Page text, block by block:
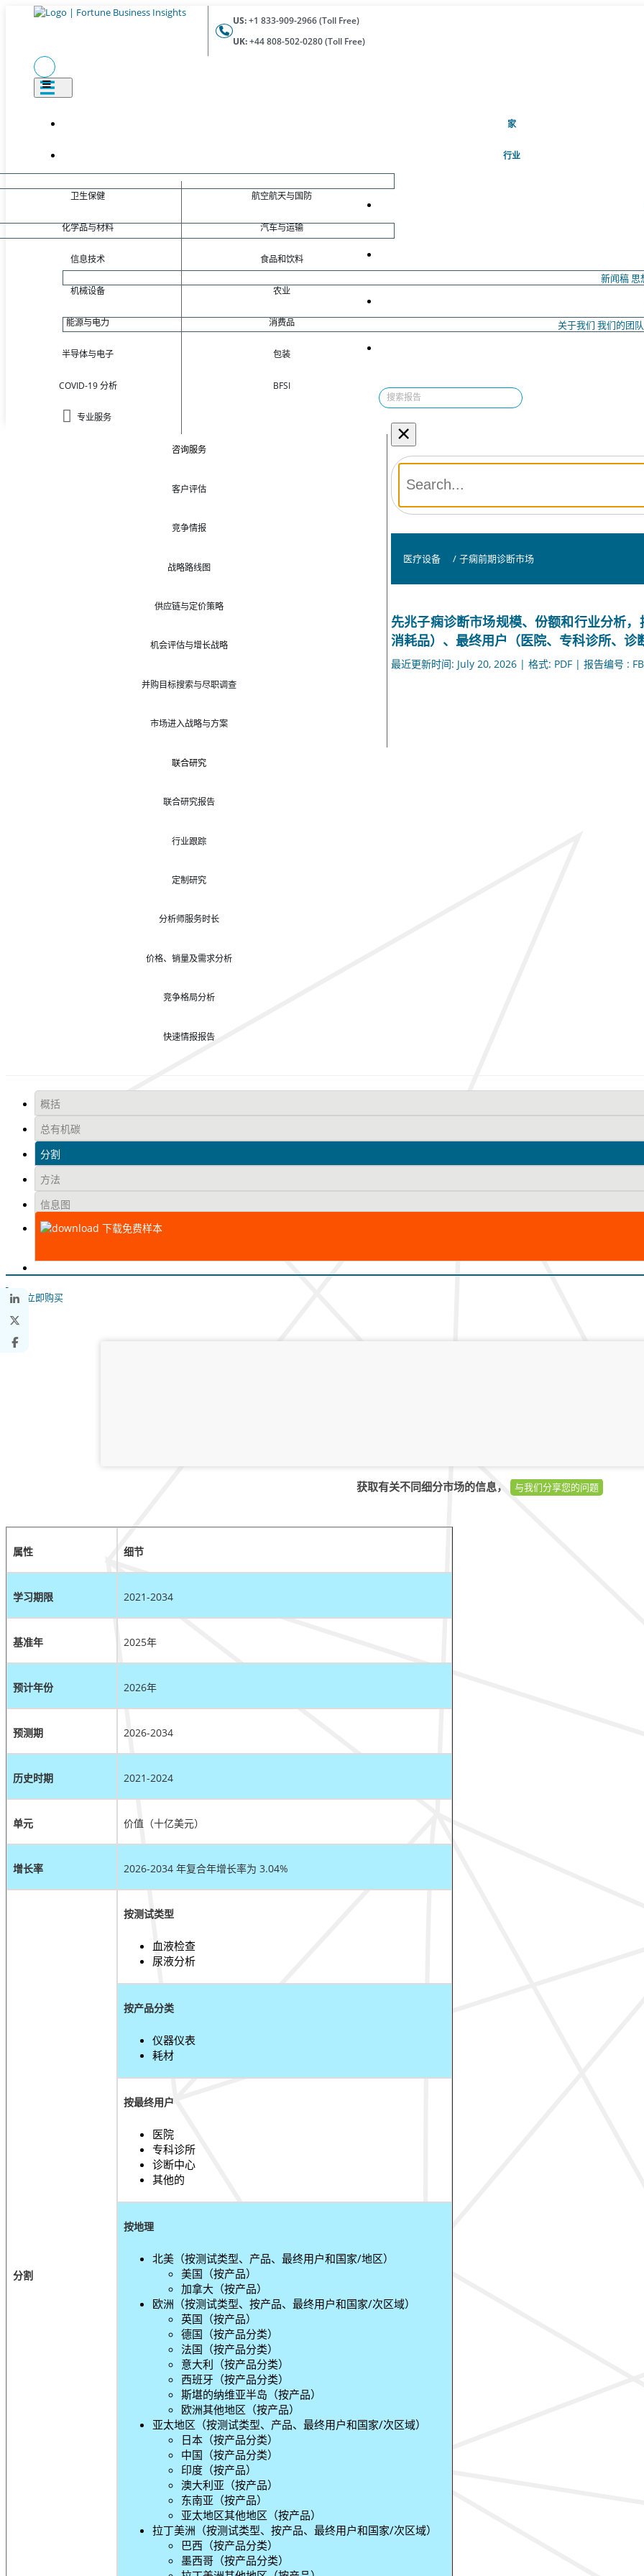
US:+1 833-909-2966 (Toll Free)
UK:+44 808-502-0280 (Toll Free)
家(当前的)
行业
卫生保健
化学品与材料
信息技术
机械设备
能源与电力
半导体与电子
COVID-19 分析
专业服务
航空航天与国防
汽车与运输
食品和饮料
农业
消费品
包装
BFSI
咨询服务
客户评估
竞争情报
战略路线图
供应链与定价策略
机会评估与增长战略
并购目标搜索与尽职调查
市场进入战略与方案
联合研究
联合研究报告
行业跟踪
定制研究
分析师服务时长
价格、销量及需求分析
竞争格局分析
快速情报报告
新闻稿 思
关于我们 我们的团队
×
医疗设备 / 子痫前期诊断市场
先兆子痫诊断市场规模、份额和行业分析
消耗品）、最终用户（医院、专科诊所、
最近更新时间: July 20, 2026 | 格式: PDF | 报告编号 :
概括
总有机碳
分割
方法
信息图
下载免费样本
立即购买
获取有关不同细分市场的信息， 与我们分享您的问题
属性 细节
学习期限 2021-2034
基准年 2025年
预计年份 2026年
预测期 2026-2034
历史时期 2021-2024
单元 价值（十亿美元）
增长率 2026-2034 年复合年增长率为 3.04%
分割
按测试类型
血液检查
尿液分析
按产品分类
仪器仪表
耗材
按最终用户
医院
专科诊所
诊断中心
其他的
按地理
北美（按测试类型、产品、最终用户和国家/地区）
美国（按产品）
加拿大（按产品）
欧洲（按测试类型、按产品、最终用户和国家/次区域）
英国（按产品）
德国（按产品分类）
法国（按产品分类）
意大利（按产品分类）
西班牙（按产品分类）
斯堪的纳维亚半岛（按产品）
欧洲其他地区（按产品）
亚太地区（按测试类型、产品、最终用户和国家/次区域）
日本（按产品分类）
中国（按产品分类）
印度（按产品）
澳大利亚（按产品）
东南亚（按产品）
亚太地区其他地区（按产品）
拉丁美洲（按测试类型、按产品、最终用户和国家/次区域）
巴西（按产品分类）
墨西哥（按产品分类）